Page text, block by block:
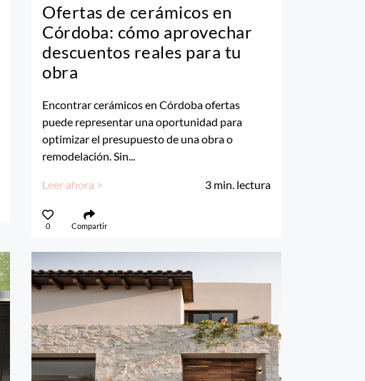
Ofertas de cerámicos en
Córdoba: cómo aprovechar
descuentos reales para tu
obra
Encontrar cerámicos en Córdoba ofertas
puede representar una oportunidad para
optimizar el presupuesto de una obra o
remodelación. Sin...
Leer ahora > 3 min. lectura
0 Compartir